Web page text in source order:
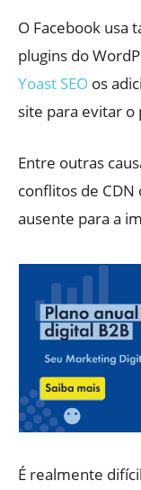
O Facebook usa
plugins do
Yoast SEO os
site para evitar
Entre outras
conflitos de
ausente para a
É realmente